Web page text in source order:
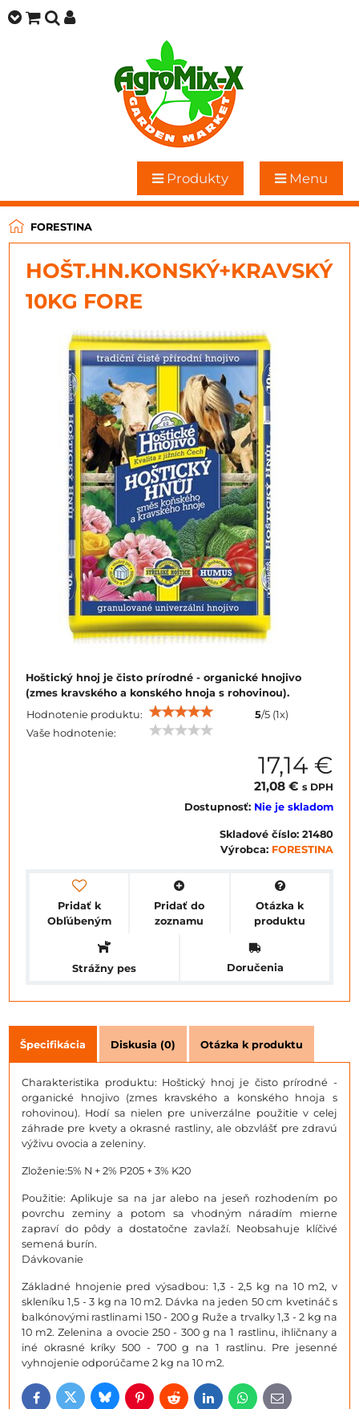
Produkty Menu
FORESTINA
HOŠT.HN.KONSKÝ+KRAVSKÝ
10KG FORE
Hoštický hnoj je čisto prírodné - organické hnojivo
(zmes kravského a konského hnoja s rohovinou).
Hodnotenie produktu:
5/5 (1x)
Vaše hodnotenie:
17,14 €
21,08 € s DPH
Dostupnosť: Nie je skladom
Skladové číslo: 21480
Výrobca: FORESTINA
Pridať k
Obľúbeným
Pridať do
zoznamu
Otázka k
produktu
Strážny pes Doručenia
Špecifikácia Diskusia (0) Otázka k produktu
Charakteristika produktu: Hoštický hnoj je čisto prírodné -
organické hnojivo (zmes kravského a konského hnoja s
rohovinou). Hodí sa nielen pre univerzálne použitie v celej
záhrade pre kvety a okrasné rastliny, ale obzvlášť pre zdravú
výživu ovocia a zeleniny.
Zloženie:5% N + 2% P205 + 3% K20
Použitie: Aplikuje sa na jar alebo na jeseň rozhodením po
povrchu zeminy a potom sa vhodným náradím mierne
zapraví do pôdy a dostatočne zavlaží. Neobsahuje klíčivé
semená burín.
Dávkovanie
Základné hnojenie pred výsadbou: 1,3 - 2,5 kg na 10 m2, v
skleníku 1,5 - 3 kg na 10 m2. Dávka na jeden 50 cm kvetináč s
balkónovými rastlinami 150 - 200 g Ruže a trvalky 1,3 - 2 kg na
10 m2. Zelenina a ovocie 250 - 300 g na 1 rastlinu, ihličnany a
iné okrasné kríky 500 - 700 g na 1 rastlinu. Pre jesenné
vyhnojenie odporúčame 2 kg na 10 m2.
FacebookTwitterBlueskyPinterestRedditLinkedInWhatsApp
E-